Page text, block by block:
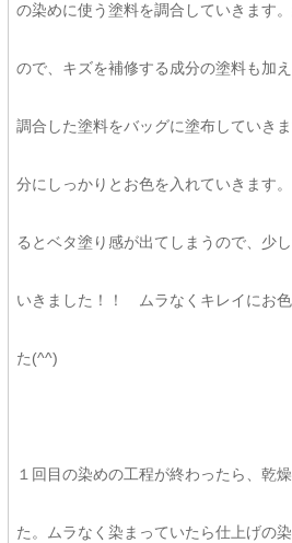
の染めに使う塗料を調合していきます
ので、キズを補修する成分の塗料も加
調合した塗料をバッグに塗布していき
分にしっかりとお色を入れていきます
るとベタ塗り感が出てしまうので、少
いきました！！ ムラなくキレイにお
た(^^)
１回目の染めの工程が終わったら、乾
た。ムラなく染まっていたら仕上げの